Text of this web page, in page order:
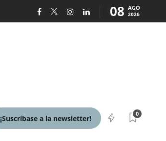
08 AGO
2026
¡Suscríbase a la newsletter!
0